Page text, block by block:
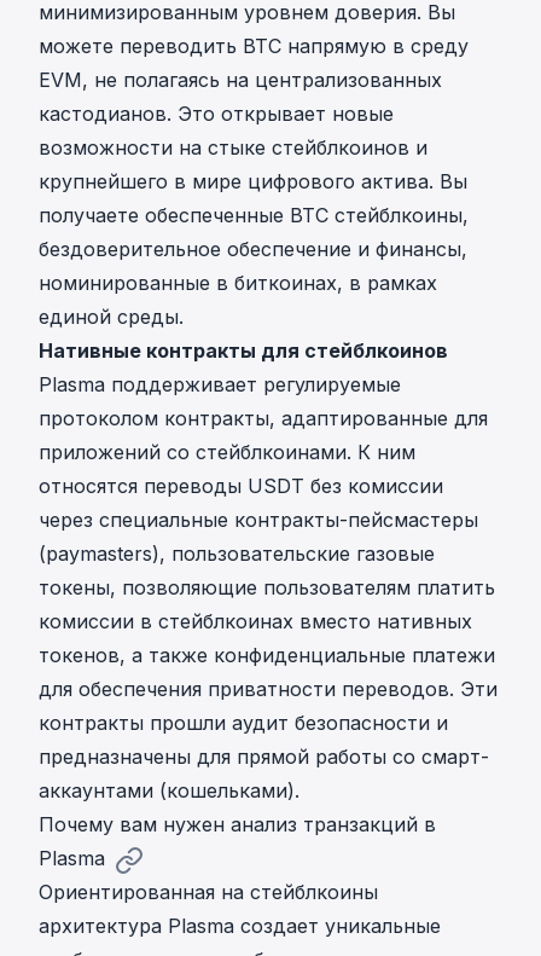
минимизированным уровнем доверия. Вы
можете переводить BTC напрямую в среду
EVM, не полагаясь на централизованных
кастодианов. Это открывает новые
возможности на стыке стейблкоинов и
крупнейшего в мире цифрового актива. Вы
получаете обеспеченные BTC стейблкоины,
бездоверительное обеспечение и финансы,
номинированные в биткоинах, в рамках
единой среды.
Нативные контракты для стейблкоинов
Plasma поддерживает регулируемые
протоколом контракты, адаптированные для
приложений со стейблкоинами. К ним
относятся переводы USDT без комиссии
через специальные контракты-пейсмастеры
(paymasters), пользовательские газовые
токены, позволяющие пользователям платить
комиссии в стейблкоинах вместо нативных
токенов, а также конфиденциальные платежи
для обеспечения приватности переводов. Эти
контракты прошли аудит безопасности и
предназначены для прямой работы со смарт-
аккаунтами (кошельками).
Почему вам нужен анализ транзакций в
Plasma
Ориентированная на стейблкоины
архитектура Plasma создает уникальные